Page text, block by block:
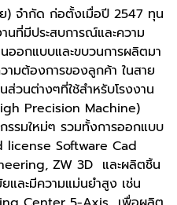
ย) จำกัด ก่อตั้งเมื่อปี 2547 ทุน
นที่มีประสบการณ์และความ
ออกแบบและขบวนการผลิตมา
มต้องการของลูกค้า ในสาย
วนต่างๆที่ใช้สำหรับโรงงาน
Precision Machine)
รรมใหม่ๆ รวมทั้งการออกแบบ
Software Cad
ZW 3D และผลิตชิ้น
และมีความแม่นยำสูง เช่น